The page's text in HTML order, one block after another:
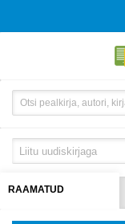
RAAMATUD